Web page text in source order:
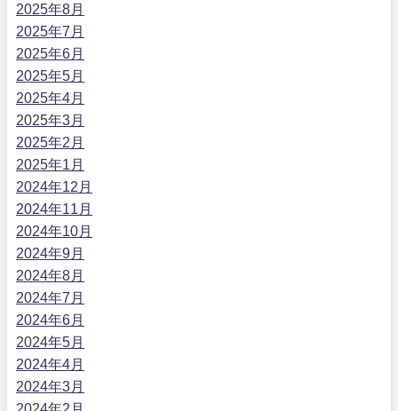
2025年8月
2025年7月
2025年6月
2025年5月
2025年4月
2025年3月
2025年2月
2025年1月
2024年12月
2024年11月
2024年10月
2024年9月
2024年8月
2024年7月
2024年6月
2024年5月
2024年4月
2024年3月
2024年2月